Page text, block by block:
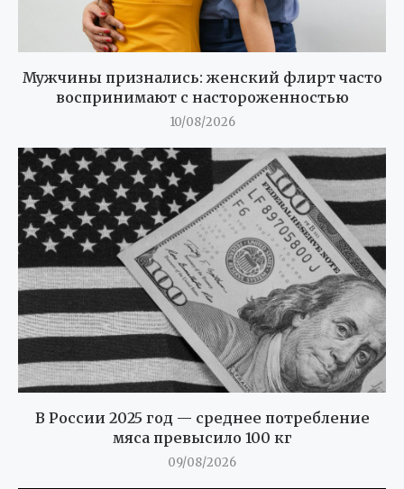
Мужчины признались: женский флирт часто
воспринимают с настороженностью
10/08/2026
В России 2025 год — среднее потребление
мяса превысило 100 кг
09/08/2026